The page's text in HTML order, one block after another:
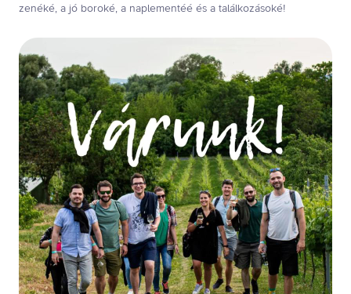
zenéké, a jó boroké, a naplementéé és a találkozásoké!